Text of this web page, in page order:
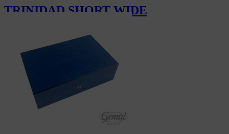
TRINIDAD SHORT WIDE